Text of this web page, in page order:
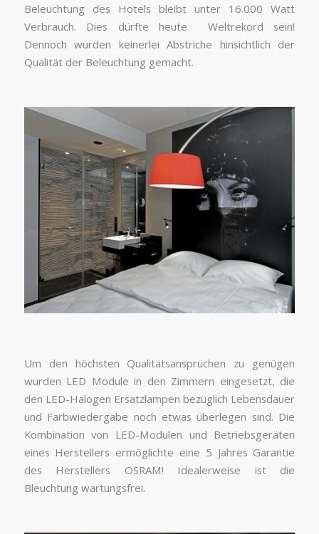
Beleuchtung des Hotels bleibt unter 16.000 Watt
Verbrauch. Dies dürfte heute Weltrekord sein!
Dennoch wurden keinerlei Abstriche hinsichtlich der
Qualität der Beleuchtung gemacht.
Um den höchsten Qualitätsansprüchen zu genügen
wurden LED Module in den Zimmern eingesetzt, die
den LED-Halogen Ersatzlampen bezüglich Lebensdauer
und Farbwiedergabe noch etwas überlegen sind. Die
Kombination von LED-Modulen und Betriebsgeräten
eines Herstellers ermöglichte eine 5 Jahres Garantie
des Herstellers OSRAM! Idealerweise ist die
Bleuchtung wartungsfrei.